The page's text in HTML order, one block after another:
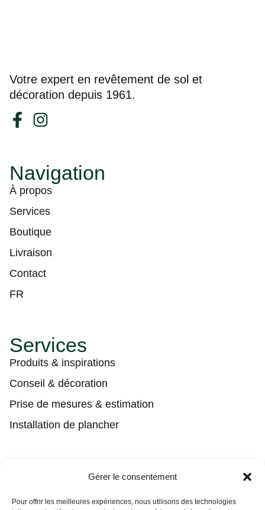
Gérer le consentement
Pour offrir les meilleures expériences, nous utilisons des technologies
Votre expert en revêtement de sol et
décoration depuis 1961.
Navigation
À propos
Services
Boutique
Livraison
Contact
FR
Services
Produits & inspirations
Conseil & décoration
Prise de mesures & estimation
Installation de plancher